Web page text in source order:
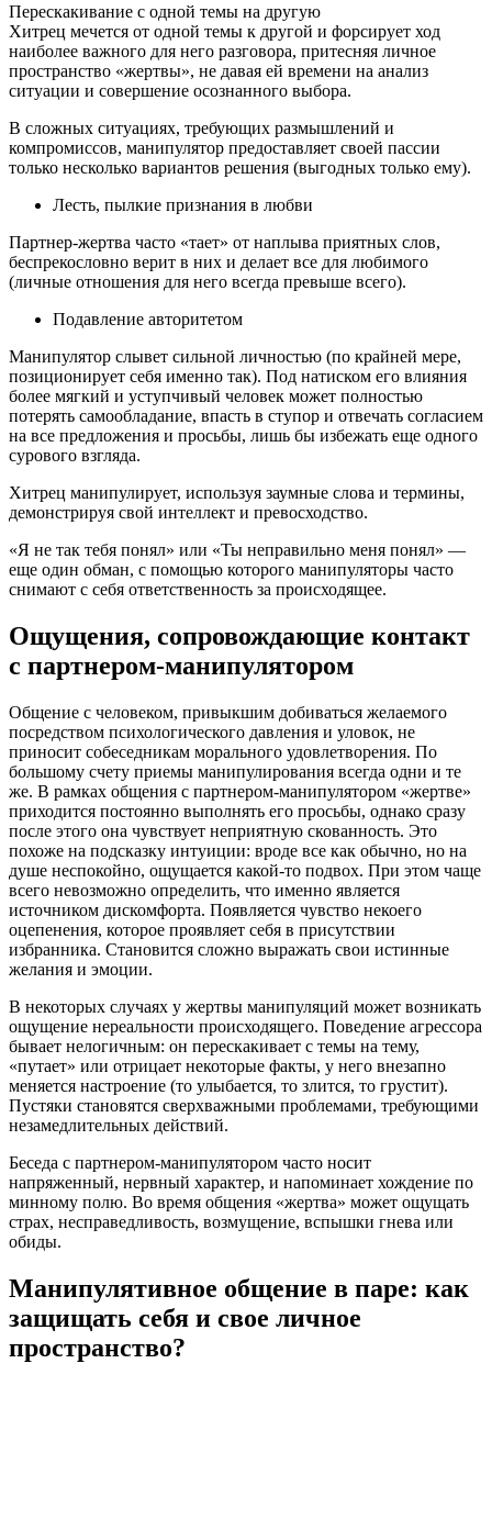
Перескакивание с одной темы на другую
Хитрец мечется от одной темы к другой и форсирует ход
наиболее важного для него разговора, притесняя личное
пространство «жертвы», не давая ей времени на анализ
ситуации и совершение осознанного выбора.
В сложных ситуациях, требующих размышлений и
компромиссов, манипулятор предоставляет своей пассии
только несколько вариантов решения (выгодных только ему).
Лесть, пылкие признания в любви
Партнер-жертва часто «тает» от наплыва приятных слов,
беспрекословно верит в них и делает все для любимого
(личные отношения для него всегда превыше всего).
Подавление авторитетом
Манипулятор слывет сильной личностью (по крайней мере,
позиционирует себя именно так). Под натиском его влияния
более мягкий и уступчивый человек может полностью
потерять самообладание, впасть в ступор и отвечать согласием
на все предложения и просьбы, лишь бы избежать еще одного
сурового взгляда.
Хитрец манипулирует, используя заумные слова и термины,
демонстрируя свой интеллект и превосходство.
«Я не так тебя понял» или «Ты неправильно меня понял» —
еще один обман, с помощью которого манипуляторы часто
снимают с себя ответственность за происходящее.
Ощущения, сопровождающие контакт
с партнером-манипулятором
Общение с человеком, привыкшим добиваться желаемого
посредством психологического давления и уловок, не
приносит собеседникам морального удовлетворения. По
большому счету приемы манипулирования всегда одни и те
же. В рамках общения с партнером-манипулятором «жертве»
приходится постоянно выполнять его просьбы, однако сразу
после этого она чувствует неприятную скованность. Это
похоже на подсказку интуиции: вроде все как обычно, но на
душе неспокойно, ощущается какой-то подвох. При этом чаще
всего невозможно определить, что именно является
источником дискомфорта. Появляется чувство некоего
оцепенения, которое проявляет себя в присутствии
избранника. Становится сложно выражать свои истинные
желания и эмоции.
В некоторых случаях у жертвы манипуляций может возникать
ощущение нереальности происходящего. Поведение агрессора
бывает нелогичным: он перескакивает с темы на тему,
«путает» или отрицает некоторые факты, у него внезапно
меняется настроение (то улыбается, то злится, то грустит).
Пустяки становятся сверхважными проблемами, требующими
незамедлительных действий.
Беседа с партнером-манипулятором часто носит
напряженный, нервный характер, и напоминает хождение по
минному полю. Во время общения «жертва» может ощущать
страх, несправедливость, возмущение, вспышки гнева или
обиды.
Манипулятивное общение в паре: как
защищать себя и свое личное
пространство?